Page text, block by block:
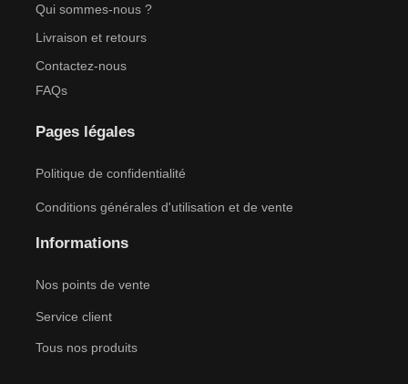
Qui sommes-nous ?
Livraison et retours
Contactez-nous
FAQs
Pages légales
Politique de confidentialité
Conditions générales d'utilisation et de vente
Informations
Nos points de vente
Service client
Tous nos produits